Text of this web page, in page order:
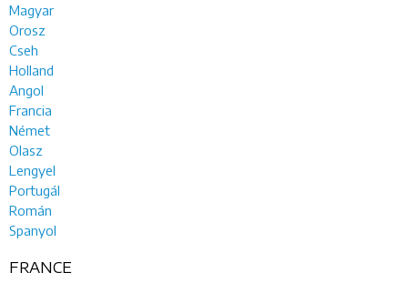
Magyar
Orosz
Cseh
Holland
Angol
Francia
Német
Olasz
Lengyel
Portugál
Román
Spanyol
FRANCE